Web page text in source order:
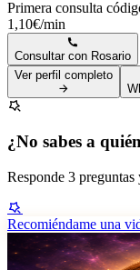
Primera consulta
1,10€/min
Consultar con Rosario
Ver perfil completo
¿No sabes a
Responde 3 preguntas
Recomiéndame una